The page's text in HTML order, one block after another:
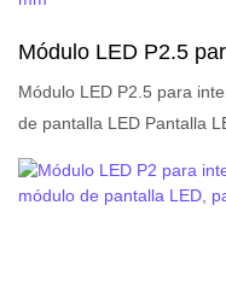
resume los defectos de
continuamente. Las
interiores, panel de 256 x
Breve descripción:
Módulo LED P2.5
320 x 160 mm
Módulo LED P2.5 para
de pantalla LED Pantalla
similares en el mercado,
incomparables en